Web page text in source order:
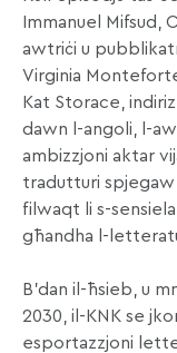
Immanuel Mifsud,
awtriċi u
Virginia
Kat Storace,
dawn l-angoli, l-
ambizzjoni aktar
tradutturi spjegaw
filwaqt li s-
għandha l-
B’dan il-ħsieb, u
2030, il-KNK se
esportazzjoni